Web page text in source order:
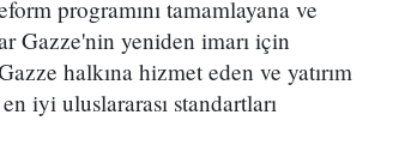
programını tamamlayana ve
Gazze'nin yeniden imarı için
halkına hizmet eden ve yatırım
iyi uluslararası standartları